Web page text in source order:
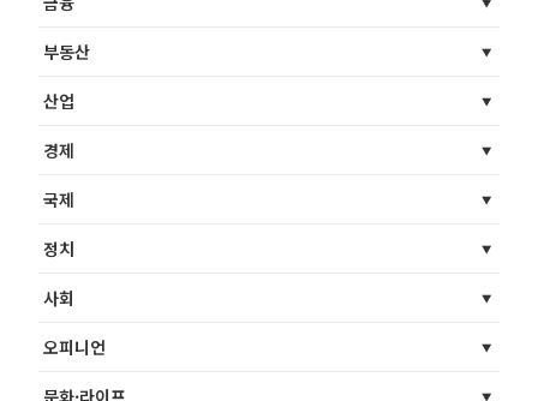
부동산
산업
경제
국제
정치
사회
오피니언
문화·라이프